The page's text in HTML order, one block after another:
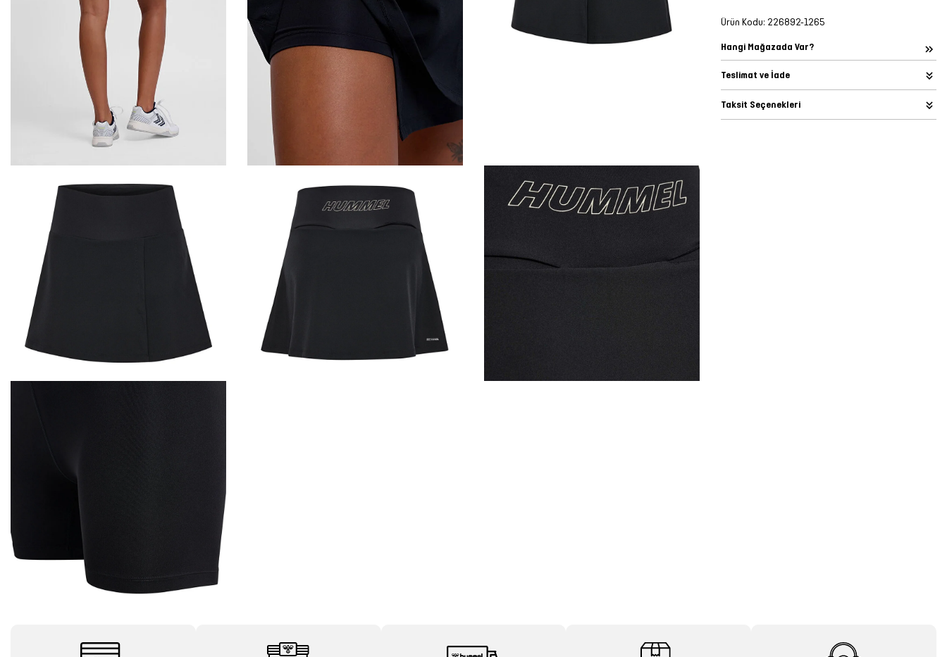
Ürün Kodu: 226892-1265
Hangi Mağazada Var?
Teslimat ve İade
Taksit Seçenekleri